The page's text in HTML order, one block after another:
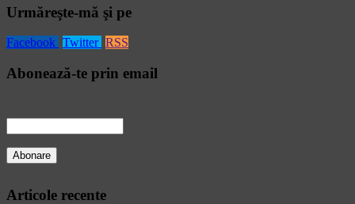
Urmăreşte-mă şi pe
Facebook Twitter RSS
Abonează-te prin email
Articole recente